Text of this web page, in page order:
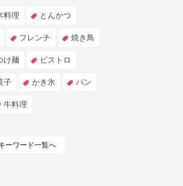
料理 とんかつ
フレンチ 焼き鳥
け麺 ビストロ
子 かき氷 パン
牛料理
ーワード一覧へ